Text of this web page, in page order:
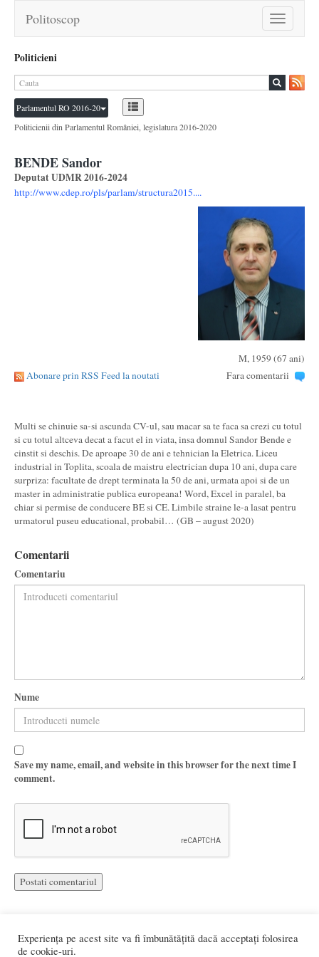
Toggle
navigation
Politoscop
Politicieni
Parlamentul RO 2016-20
Politicienii din Parlamentul României, legislatura 2016-2020
BENDE Sandor
Deputat UDMR 2016-2024
http://www.cdep.ro/pls/parlam/structura2015....
M, 1959 (67 ani)
Abonare prin RSS Feed la noutati
Fara comentarii
Multi se chinuie sa-si ascunda CV-ul, sau macar sa te faca sa crezi cu totul
si cu totul altceva decat a facut el in viata, insa domnul Sandor Bende e
cinstit si deschis. De aproape 30 de ani e tehnician la Eletrica. Liceu
industrial in Toplita, scoala de maistru electrician dupa 10 ani, dupa care
surpriza: facultate de drept terminata la 50 de ani, urmata apoi si de un
master in administratie publica europeana! Word, Excel in paralel, ba
chiar si permise de conducere BE si CE. Limbile straine le-a lasat pentru
urmatorul puseu educational, probabil… (GB – august 2020)
Comentarii
Comentariu
Nume
Save my name, email, and website in this browser for the next time I
comment.
Experiența pe acest site va fi îmbunătățită dacă acceptați folosirea
de cookie-uri.